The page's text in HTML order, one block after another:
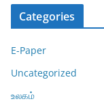
Categories
E-Paper
Uncategorized
உலகம்